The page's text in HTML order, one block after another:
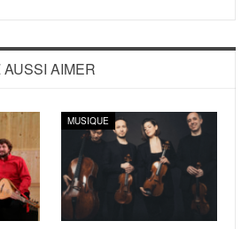
AIMER
MUSIQUE